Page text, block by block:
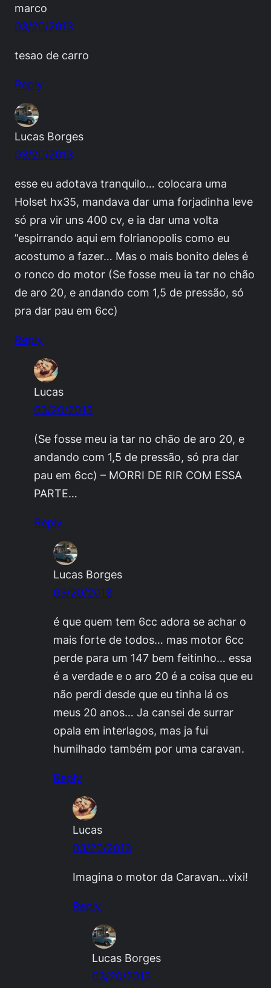
marco
03/20/2013
tesao de carro
Reply
Lucas Borges
03/20/2013
esse eu adotava tranquilo… colocara uma
Holset hx35, mandava dar uma forjadinha leve
só pra vir uns 400 cv, e ia dar uma volta
”espirrando aqui em folrianopolis como eu
acostumo a fazer… Mas o mais bonito deles é
o ronco do motor (Se fosse meu ia tar no chão
de aro 20, e andando com 1,5 de pressão, só
pra dar pau em 6cc)
Reply
Lucas
03/20/2013
(Se fosse meu ia tar no chão de aro 20, e
andando com 1,5 de pressão, só pra dar
pau em 6cc) – MORRI DE RIR COM ESSA
PARTE…
Reply
Lucas Borges
03/20/2013
é que quem tem 6cc adora se achar o
mais forte de todos… mas motor 6cc
perde para um 147 bem feitinho… essa
é a verdade e o aro 20 é a coisa que eu
não perdi desde que eu tinha lá os
meus 20 anos… Ja cansei de surrar
opala em interlagos, mas ja fui
humilhado também por uma caravan.
Reply
Lucas
03/20/2013
Imagina o motor da Caravan…vixi!
Reply
Lucas Borges
03/20/2013